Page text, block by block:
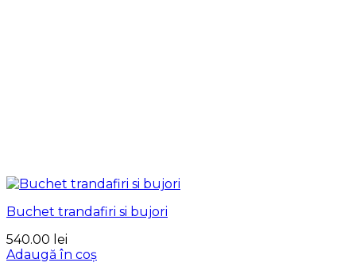
Buchet trandafiri si bujori
540.00 lei
Adaugă în coș